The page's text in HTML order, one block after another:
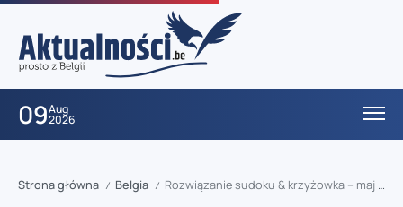
09Aug
2026
Strona główna / Belgia / Rozwiązanie sudoku & krzyżowka – maj 2026